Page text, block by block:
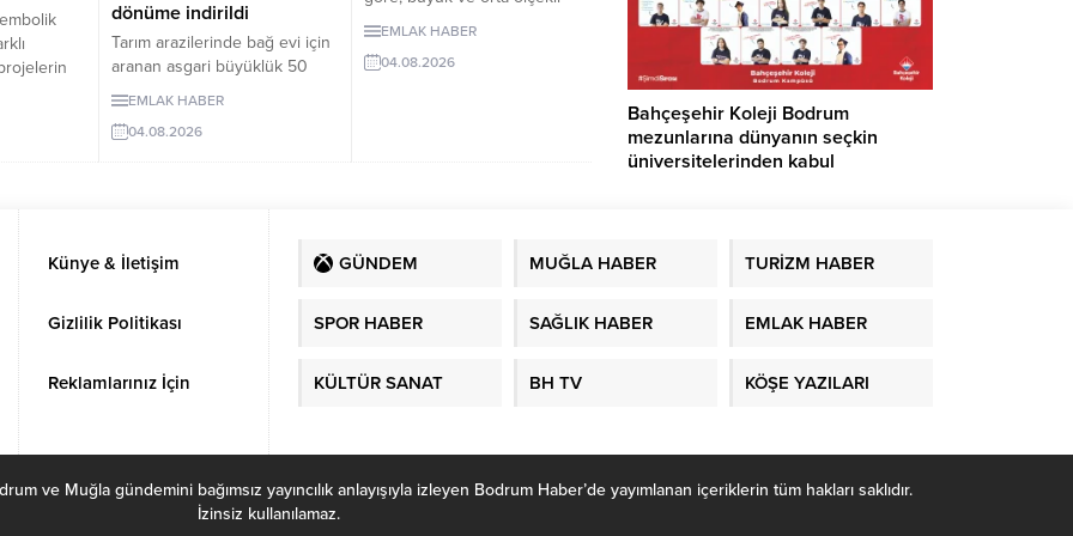
belli
dönüme indirildi
Tarım arazilerinde bağ evi için
aranan asgari büyüklük 50
dönümden 20 dönüme
bungalovları otomatik olarak
EMLAK HABER
04.08.2026
işletmelerden gelen ticari
işletmelere yönelik kredi
EMLAK HABER
04.08.2026
Bahçeşehir Koleji Bodrum
mezunlarına dünyanın seçkin
üniversitelerinden kabul
Künye & İletişim
Gizlilik Politikası
Reklamlarınız İçin
GÜNDEM MUĞLA HABER TURİZM HABER
SPOR HABER SAĞLIK HABER EMLAK HABER
KÜLTÜR SANAT BH TV KÖŞE YAZILARI
ve Muğla gündemini bağımsız yayıncılık anlayışıyla izleyen Bodrum Haber’de yayımlanan içeriklerin tüm hakları saklıdır.
İzinsiz kullanılamaz.